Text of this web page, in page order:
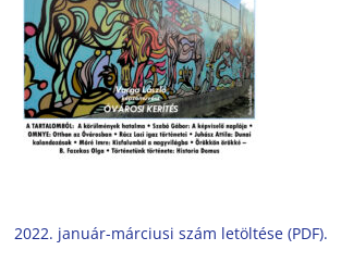
2022. január-márciusi szám letöltése (PDF).